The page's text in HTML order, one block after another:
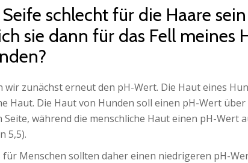
schlecht für die Haare
sie dann für das Fell meines
wir zunächst erneut den pH-Wert. Die Haut eines
Haut. Die Haut von Hunden soll einen pH-Wert
Seite, während die menschliche Haut einen pH-Wert
5,5).
für Menschen sollten daher einen niedrigeren pH-